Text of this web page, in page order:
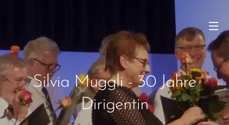
Silvia Muggli - 30 Jahre
Dirigentin